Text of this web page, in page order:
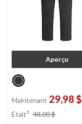
Aperçu
Maintenant 29,98 $
Était± 48,00 $